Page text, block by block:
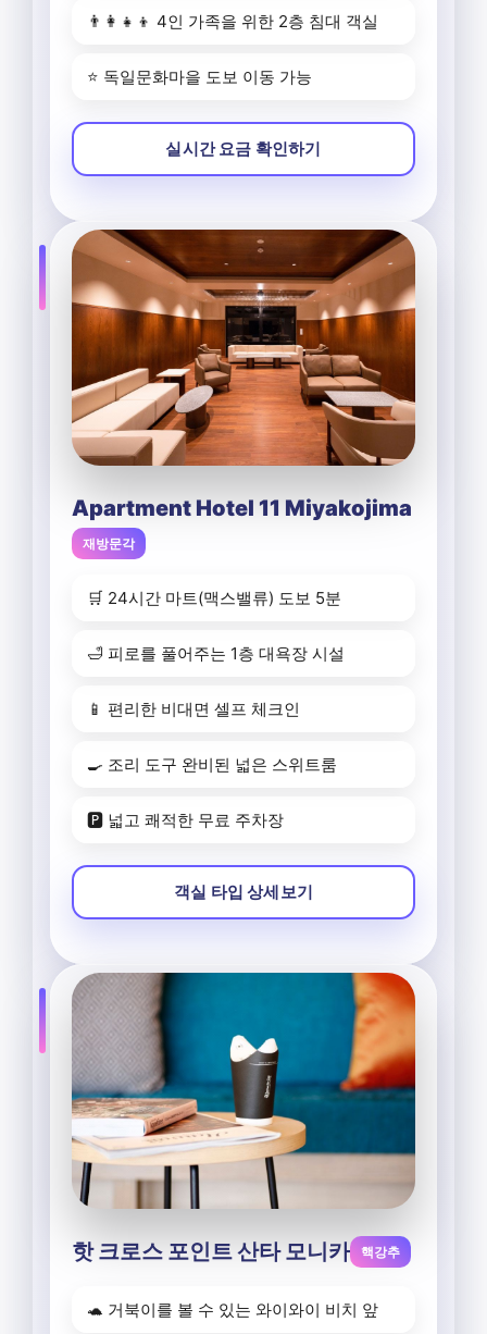
👨‍👩‍👧‍👦 4인 가족을 위한 2층 침대 객실
⭐ 독일문화마을 도보 이동 가능
실시간 요금 확인하기
Apartment Hotel 11 Miyakojima
재방문각
🛒 24시간 마트(맥스밸류) 도보 5분
🛁 피로를 풀어주는 1층 대욕장 시설
📱 편리한 비대면 셀프 체크인
🍳 조리 도구 완비된 넓은 스위트룸
🅿️ 넓고 쾌적한 무료 주차장
객실 타입 상세보기
핫 크로스 포인트 산타 모니카 핵강추
🐢 거북이를 볼 수 있는 와이와이 비치 앞